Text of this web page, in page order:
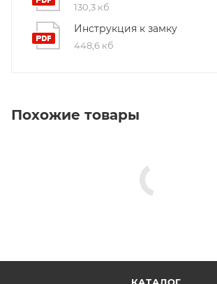
130,3 кб
Инструкция к замку
448,6 кб
Похожие товары